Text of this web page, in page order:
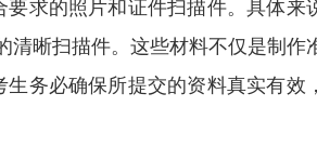
求的照片和证件扫描件。具体来
清晰扫描件。这些材料不仅是制作
务必确保所提交的资料真实有效